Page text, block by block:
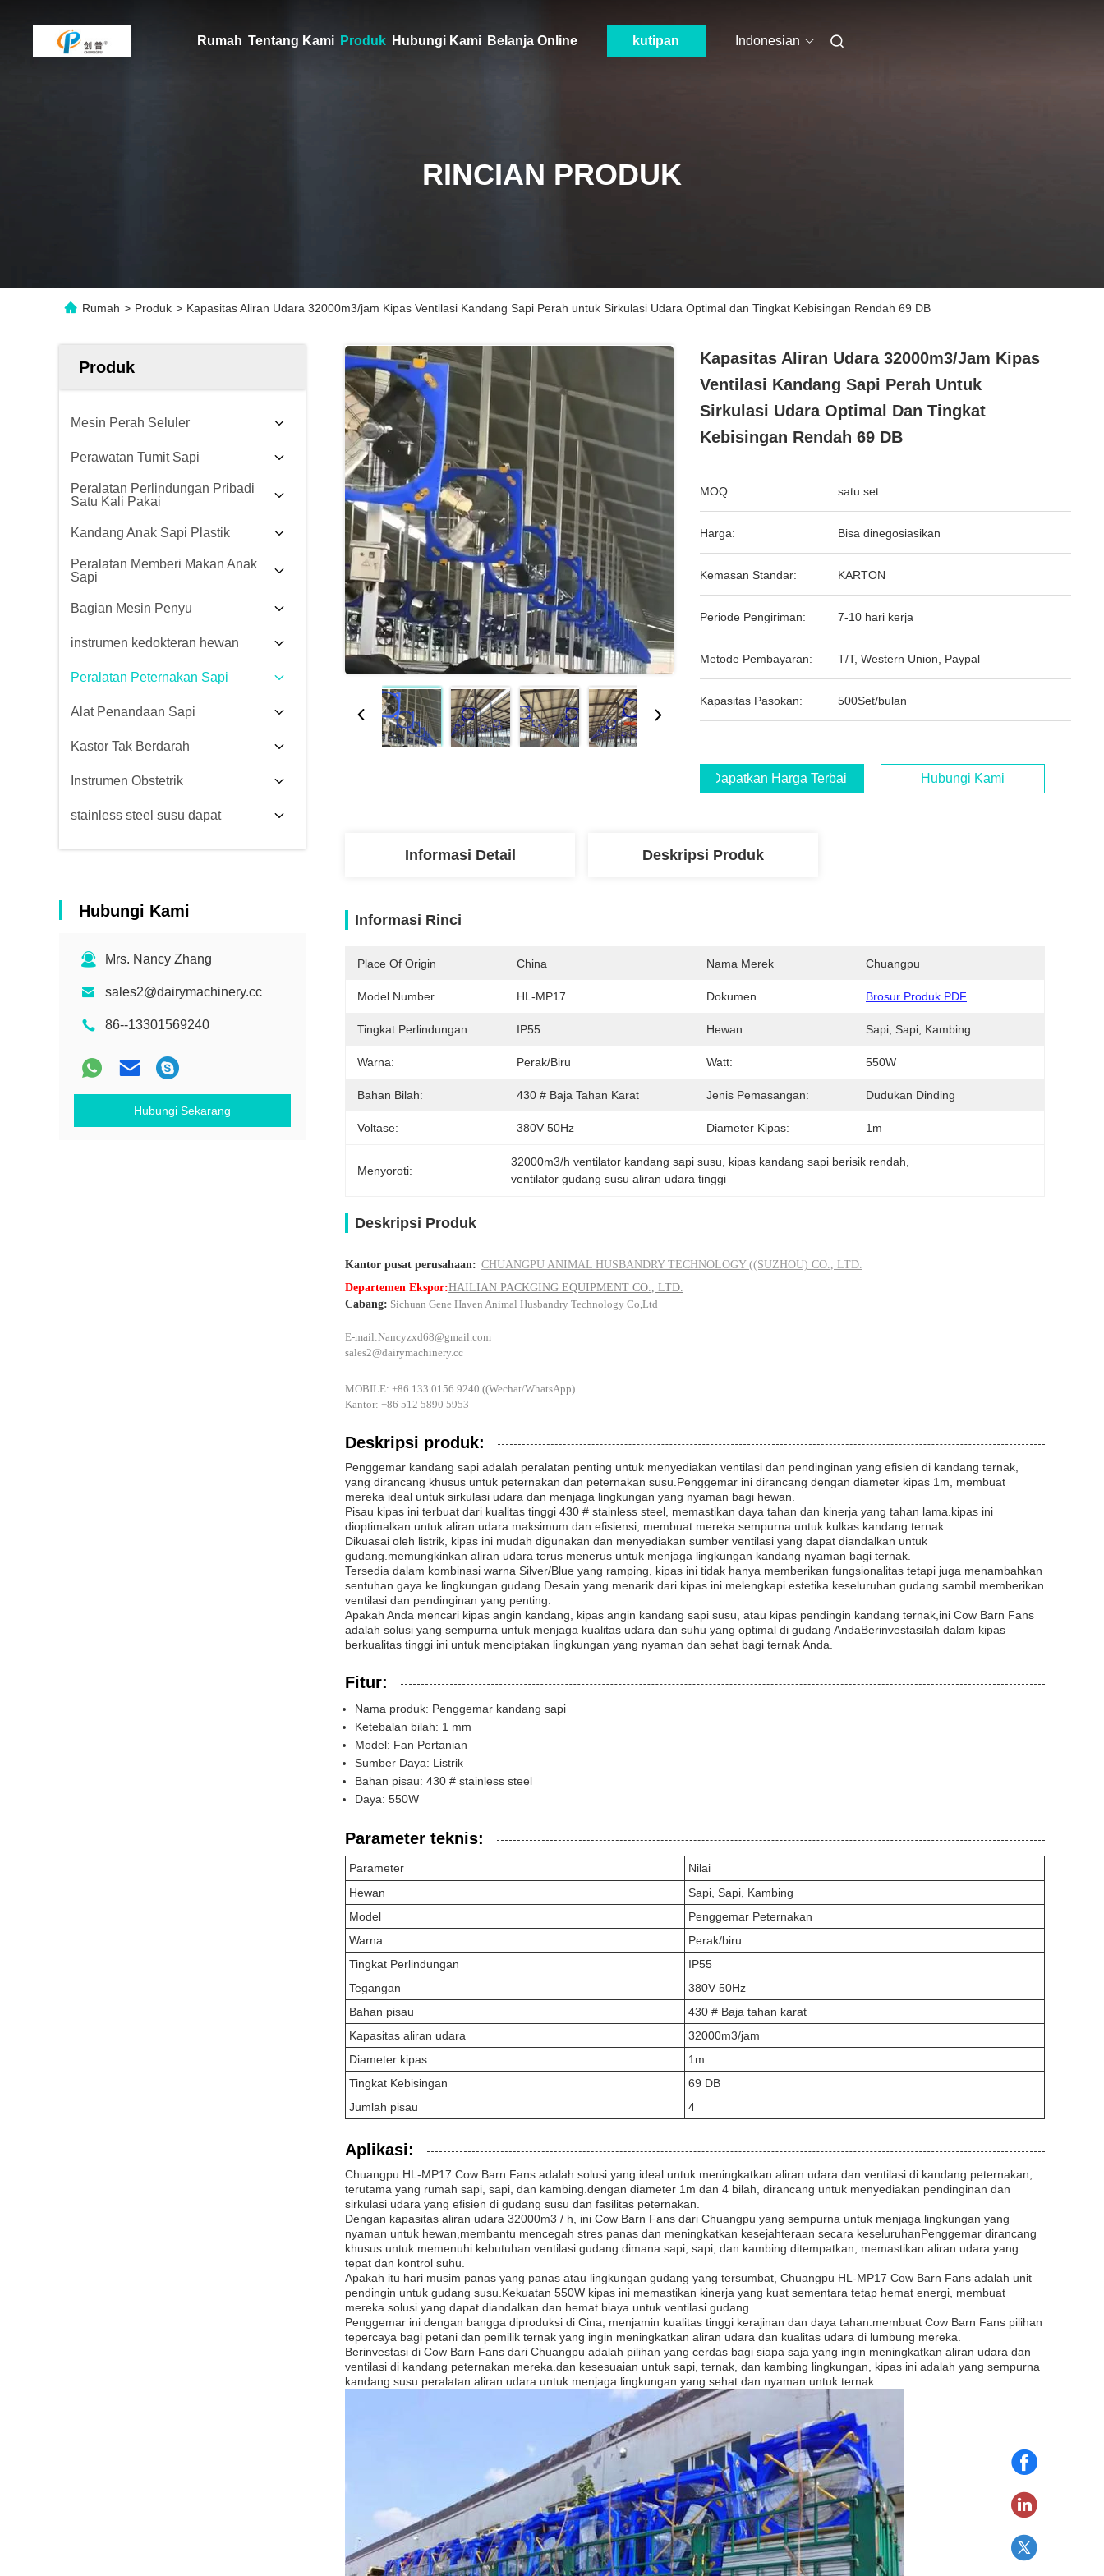
Rumah Tentang Kami Produk Hubungi Kami Belanja Online kutipan Indonesian
RINCIAN PRODUK
Rumah > Produk > Kapasitas Aliran Udara 32000m3/jam Kipas Ventilasi Kandang Sapi Perah untuk Sirkulasi Udara Optimal dan Tingkat Kebisingan Rendah 69 DB
Produk
Mesin Perah Seluler
Perawatan Tumit Sapi
Peralatan Perlindungan Pribadi
Satu Kali Pakai
Kandang Anak Sapi Plastik
Peralatan Memberi Makan Anak
Sapi
Bagian Mesin Penyu
instrumen kedokteran hewan
Peralatan Peternakan Sapi
Alat Penandaan Sapi
Kastor Tak Berdarah
Instrumen Obstetrik
stainless steel susu dapat
Hubungi Kami
Mrs. Nancy Zhang
sales2@dairymachinery.cc
86--13301569240
Hubungi Sekarang
Kapasitas Aliran Udara 32000m3/jam Kipas
Ventilasi Kandang Sapi Perah Untuk
Sirkulasi Udara Optimal Dan Tingkat
Kebisingan Rendah 69 DB
MOQ: satu set
Harga: Bisa dinegosiasikan
Kemasan Standar: KARTON
Periode Pengiriman: 7-10 hari kerja
Metode Pembayaran: T/T, Western Union, Paypal
Kapasitas Pasokan: 500Set/bulan
Dapatkan Harga Terbaik Hubungi Kami
Informasi Detail Deskripsi Produk
Informasi Rinci
Place Of Origin China Nama Merek Chuangpu
Model Number HL-MP17 Dokumen Brosur Produk PDF
Tingkat Perlindungan: IP55 Hewan: Sapi, Sapi, Kambing
Warna: Perak/biru Watt: 550W
Bahan Bilah: 430 # Baja Tahan Karat Jenis Pemasangan: Dudukan Dinding
Voltase: 380V 50Hz Diameter Kipas: 1m
Menyoroti:
32000m3/h ventilator kandang sapi susu kipas kandang sapi berisik rendah
ventilator gudang susu aliran udara tinggi
Deskripsi Produk
Kantor pusat perusahaan: CHUANGPU ANIMAL HUSBANDRY TECHNOLOGY ((SUZHOU) CO., LTD.
Departemen Ekspor:HAILIAN PACKGING EQUIPMENT CO., LTD.
Cabang: Sichuan Gene Haven Animal Husbandry Technology Co,Ltd
E-mail:Nancyzxd68@gmail.com
sales2@dairymachinery.cc
MOBILE: +86 133 0156 9240 ((Wechat/WhatsApp)
Kantor: +86 512 5890 5953
Deskripsi produk:
Penggemar kandang sapi adalah peralatan penting untuk menyediakan ventilasi dan pendinginan yang efisien di kandang ternak,
yang dirancang khusus untuk peternakan dan peternakan susu.Penggemar ini dirancang dengan diameter kipas 1m, membuat
mereka ideal untuk sirkulasi udara dan menjaga lingkungan yang nyaman bagi hewan.
Pisau kipas ini terbuat dari kualitas tinggi 430 # stainless steel, memastikan daya tahan dan kinerja yang tahan lama.kipas ini
dioptimalkan untuk aliran udara maksimum dan efisiensi, membuat mereka sempurna untuk kulkas kandang ternak.
Dikuasai oleh listrik, kipas ini mudah digunakan dan menyediakan sumber ventilasi yang dapat diandalkan untuk
gudang.memungkinkan aliran udara terus menerus untuk menjaga lingkungan kandang nyaman bagi ternak.
Tersedia dalam kombinasi warna Silver/Blue yang ramping, kipas ini tidak hanya memberikan fungsionalitas tetapi juga menambahkan
sentuhan gaya ke lingkungan gudang.Desain yang menarik dari kipas ini melengkapi estetika keseluruhan gudang sambil memberikan
ventilasi dan pendinginan yang penting.
Apakah Anda mencari kipas angin kandang, kipas angin kandang sapi susu, atau kipas pendingin kandang ternak,ini Cow Barn Fans
adalah solusi yang sempurna untuk menjaga kualitas udara dan suhu yang optimal di gudang AndaBerinvestasilah dalam kipas
berkualitas tinggi ini untuk menciptakan lingkungan yang nyaman dan sehat bagi ternak Anda.
Fitur:
Nama produk: Penggemar kandang sapi
Ketebalan bilah: 1 mm
Model: Fan Pertanian
Sumber Daya: Listrik
Bahan pisau: 430 # stainless steel
Daya: 550W
Parameter teknis:
Parameter
Nilai
Hewan
Sapi, Sapi, Kambing
Model
Penggemar Peternakan
Warna
Perak/biru
Tingkat Perlindungan
IP55
Tegangan
380V 50Hz
Bahan pisau
430 # Baja tahan karat
Kapasitas aliran udara
32000m3/jam
Diameter kipas
1m
Tingkat Kebisingan
69 DB
Jumlah pisau
4
Aplikasi:
Chuangpu HL-MP17 Cow Barn Fans adalah solusi yang ideal untuk meningkatkan aliran udara dan ventilasi di kandang peternakan,
terutama yang rumah sapi, sapi, dan kambing.dengan diameter 1m dan 4 bilah, dirancang untuk menyediakan pendinginan dan
sirkulasi udara yang efisien di gudang susu dan fasilitas peternakan.
Dengan kapasitas aliran udara 32000m3 / h, ini Cow Barn Fans dari Chuangpu yang sempurna untuk menjaga lingkungan yang
nyaman untuk hewan,membantu mencegah stres panas dan meningkatkan kesejahteraan secara keseluruhanPenggemar dirancang
khusus untuk memenuhi kebutuhan ventilasi gudang dimana sapi, sapi, dan kambing ditempatkan, memastikan aliran udara yang
tepat dan kontrol suhu.
Apakah itu hari musim panas yang panas atau lingkungan gudang yang tersumbat, Chuangpu HL-MP17 Cow Barn Fans adalah unit
pendingin untuk gudang susu.Kekuatan 550W kipas ini memastikan kinerja yang kuat sementara tetap hemat energi, membuat
mereka solusi yang dapat diandalkan dan hemat biaya untuk ventilasi gudang.
Penggemar ini dengan bangga diproduksi di Cina, menjamin kualitas tinggi kerajinan dan daya tahan.membuat Cow Barn Fans pilihan
tepercaya bagi petani dan pemilik ternak yang ingin meningkatkan aliran udara dan kualitas udara di lumbung mereka.
Berinvestasi di Cow Barn Fans dari Chuangpu adalah pilihan yang cerdas bagi siapa saja yang ingin meningkatkan aliran udara dan
ventilasi di kandang peternakan mereka.dan kesesuaian untuk sapi, ternak, dan kambing lingkungan, kipas ini adalah yang sempurna
kandang susu peralatan aliran udara untuk menjaga lingkungan yang sehat dan nyaman untuk ternak.